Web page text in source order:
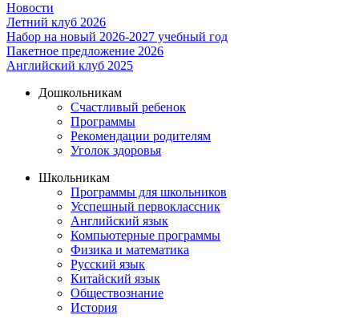
Новости
Летний клуб 2026
Набор на новый 2026-2027 учебный год
Пакетное предложение 2026
Английский клуб 2025
Дошкольникам
Счастливый ребенок
Программы
Рекомендации родителям
Уголок здоровья
Школьникам
Программы для школьников
Усспешный первоклассник
Английский язык
Компьютерные программы
Физика и математика
Русский язык
Китайский язык
Обществознание
История